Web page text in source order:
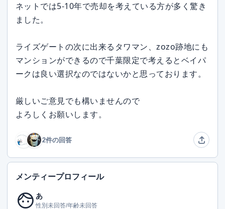
ネットでは5-10年で売却を考えている方が多く驚き
ました。
ライズゲートの次に出来るタワマン、zozo跡地にも
マンションができるので千葉限定で考えるとベイパ
ークは良い選択なのではないかと思っております。
厳しいご意見でも構いませんので
よろしくお願いします。
2件の回答
メンティープロフィール
face あ
性別未回答/年齢未回答